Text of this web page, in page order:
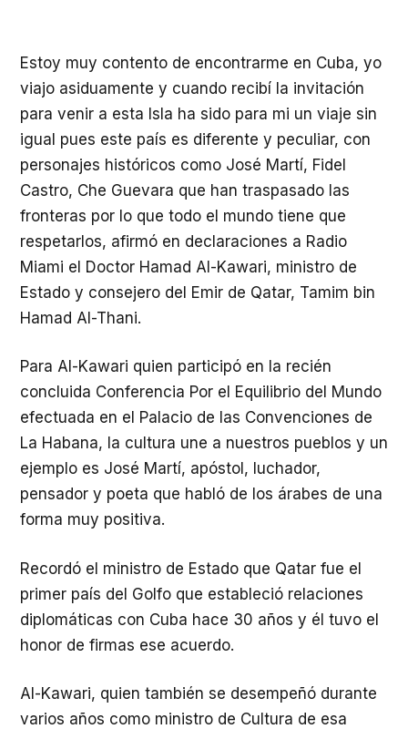
Estoy muy contento de encontrarme en Cuba, yo
viajo asiduamente y cuando recibí la invitación
para venir a esta Isla ha sido para mi un viaje sin
igual pues este país es diferente y peculiar, con
personajes históricos como José Martí, Fidel
Castro, Che Guevara que han traspasado las
fronteras por lo que todo el mundo tiene que
respetarlos, afirmó en declaraciones a Radio
Miami el Doctor Hamad Al-Kawari, ministro de
Estado y consejero del Emir de Qatar, Tamim bin
Hamad Al-Thani.
Para Al-Kawari quien participó en la recién
concluida Conferencia Por el Equilibrio del Mundo
efectuada en el Palacio de las Convenciones de
La Habana, la cultura une a nuestros pueblos y un
ejemplo es José Martí, apóstol, luchador,
pensador y poeta que habló de los árabes de una
forma muy positiva.
Recordó el ministro de Estado que Qatar fue el
primer país del Golfo que estableció relaciones
diplomáticas con Cuba hace 30 años y él tuvo el
honor de firmas ese acuerdo.
Al-Kawari, quien también se desempeñó durante
varios años como ministro de Cultura de esa